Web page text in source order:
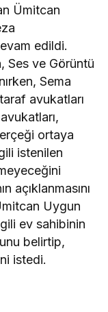
Ümitcan
edildi.
Ses ve Görüntü
Sema
avukatları
ortaya
istenilen
açıklanmasını
Uygun
ev sahibinin
belirtip,
istedi.